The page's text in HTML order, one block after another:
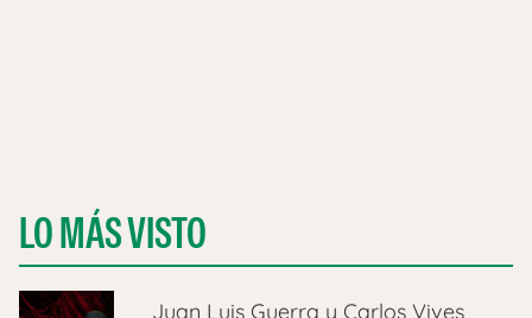
LO MÁS VISTO
Juan Luis Guerra y Carlos Vives